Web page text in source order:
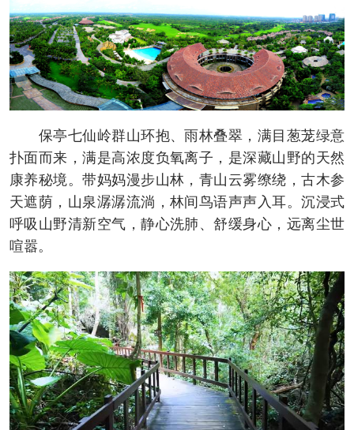
保亭七仙岭群山环抱、雨林叠翠，满目葱茏绿意
扑面而来，满是高浓度负氧离子，是深藏山野的天然
康养秘境。带妈妈漫步山林，青山云雾缭绕，古木参
天遮荫，山泉潺潺流淌，林间鸟语声声入耳。沉浸式
呼吸山野清新空气，静心洗肺、舒缓身心，远离尘世
喧嚣。